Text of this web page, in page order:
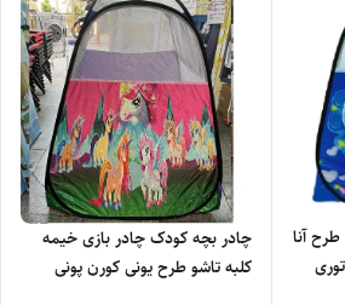
آنا
چادر بچه کودک چادر بازی خیمه
کلبه تاشو طرح یونی کورن پونی